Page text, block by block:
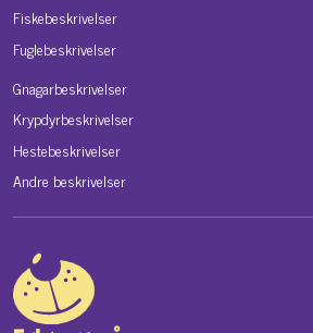
Fiskebeskrivelser
Fuglebeskrivelser
Gnagarbeskrivelser
Krypdyrbeskrivelser
Hestebeskrivelser
Andre beskrivelser